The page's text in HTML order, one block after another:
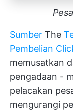
Sumber The
Pembelian
memusatkan
pengadaan -
pelacakan
mengurangi